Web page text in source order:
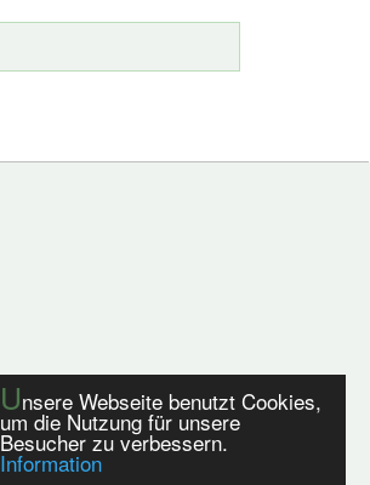
Unsere Webseite benutzt Cookies,
um die Nutzung für unsere
Besucher zu verbessern.
Information